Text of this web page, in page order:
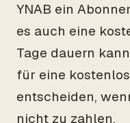
YNAB ein
es auch eine
Tage dauern
für eine
entscheiden,
nicht zu zahlen.